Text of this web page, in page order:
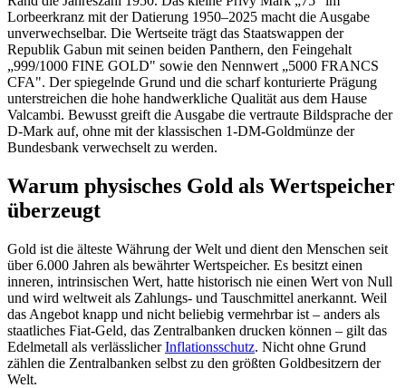
Lorbeerkranz mit der Datierung 1950–2025 macht die Ausgabe
unverwechselbar. Die Wertseite trägt das Staatswappen der
Republik Gabun mit seinen beiden Panthern, den Feingehalt
„999/1000 FINE GOLD" sowie den Nennwert „5000 FRANCS
CFA". Der spiegelnde Grund und die scharf konturierte Prägung
unterstreichen die hohe handwerkliche Qualität aus dem Hause
Valcambi. Bewusst greift die Ausgabe die vertraute Bildsprache der
D-Mark auf, ohne mit der klassischen 1-DM-Goldmünze der
Bundesbank verwechselt zu werden.
Warum physisches Gold als Wertspeicher
überzeugt
Gold ist die älteste Währung der Welt und dient den Menschen seit
über 6.000 Jahren als bewährter Wertspeicher. Es besitzt einen
inneren, intrinsischen Wert, hatte historisch nie einen Wert von Null
und wird weltweit als Zahlungs- und Tauschmittel anerkannt. Weil
das Angebot knapp und nicht beliebig vermehrbar ist – anders als
staatliches Fiat-Geld, das Zentralbanken drucken können – gilt das
Edelmetall als verlässlicherInflationsschutz. Nicht ohne Grund
zählen die Zentralbanken selbst zu den größten Goldbesitzern der
Welt.